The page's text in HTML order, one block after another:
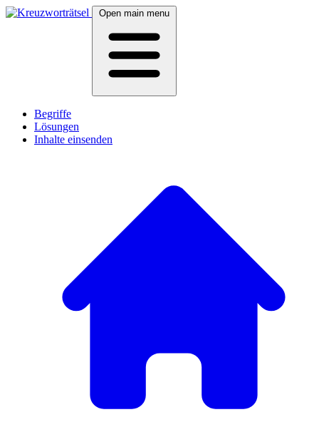
Open main menu
Begriffe
Lösungen
Inhalte einsenden